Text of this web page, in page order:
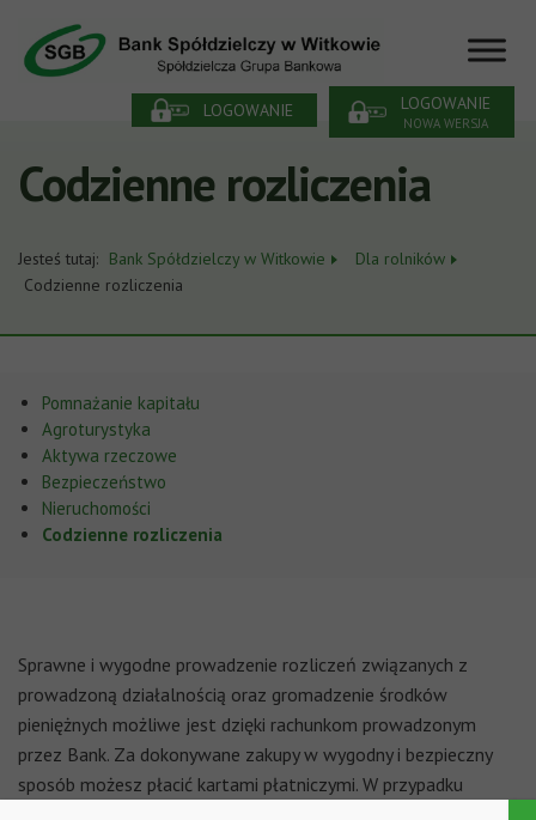
LOGOWANIE LOGOWANIE
NOWA WERSJA
Codzienne rozliczenia
Jesteś tutaj: Bank Spółdzielczy w Witkowie
Dla rolników
Codzienne rozliczenia
Pomnażanie kapitału
Agroturystyka
Aktywa rzeczowe
Bezpieczeństwo
Nieruchomości
Codzienne rozliczenia
Sprawne i wygodne prowadzenie rozliczeń związanych z
prowadzoną działalnością oraz gromadzenie środków
pieniężnych możliwe jest dzięki rachunkom prowadzonym
przez Bank. Za dokonywane zakupy w wygodny i bezpieczny
sposób możesz płacić kartami płatniczymi. W przypadku